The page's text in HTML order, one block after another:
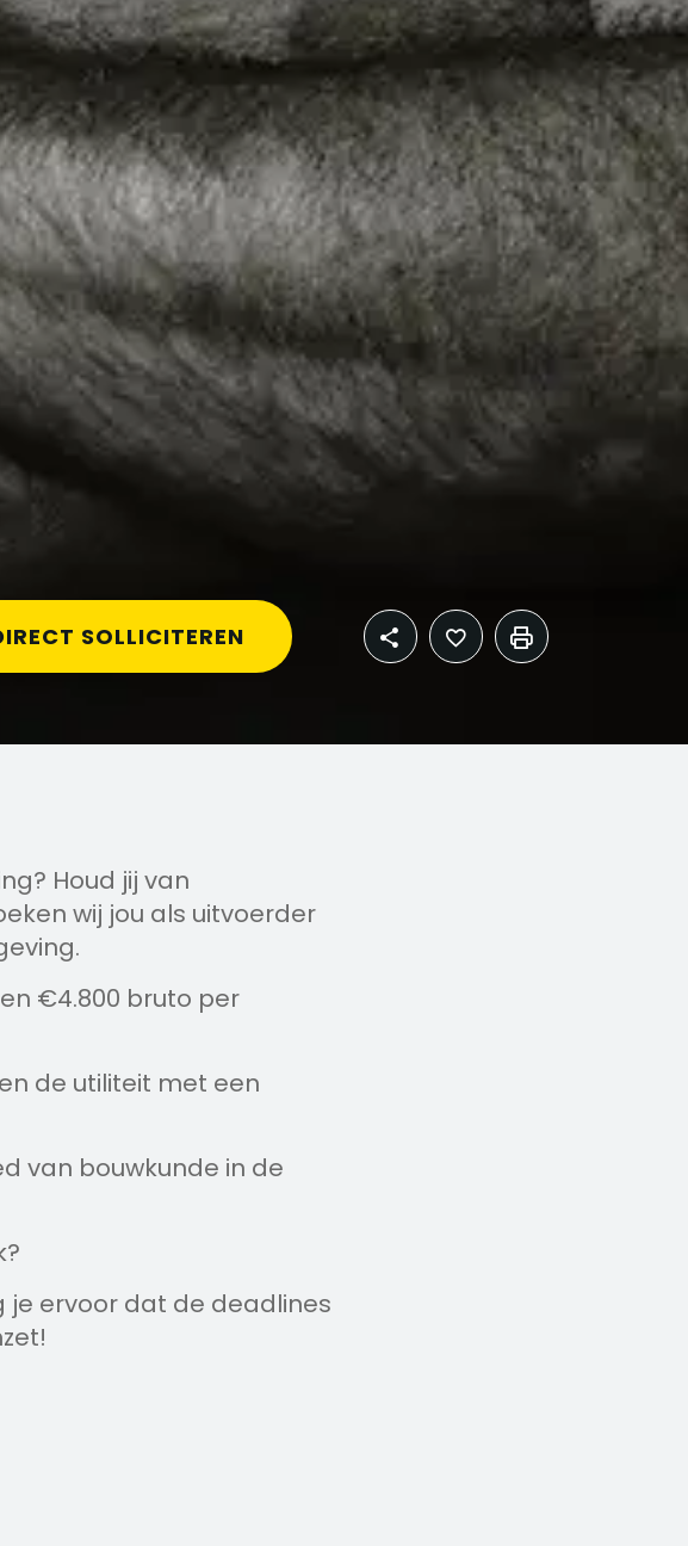
SOLLICITEREN
Houd jij van
wij jou als uitvoerder
€4.800 bruto per
de utiliteit met een
van bouwkunde in de
je ervoor dat de deadlines